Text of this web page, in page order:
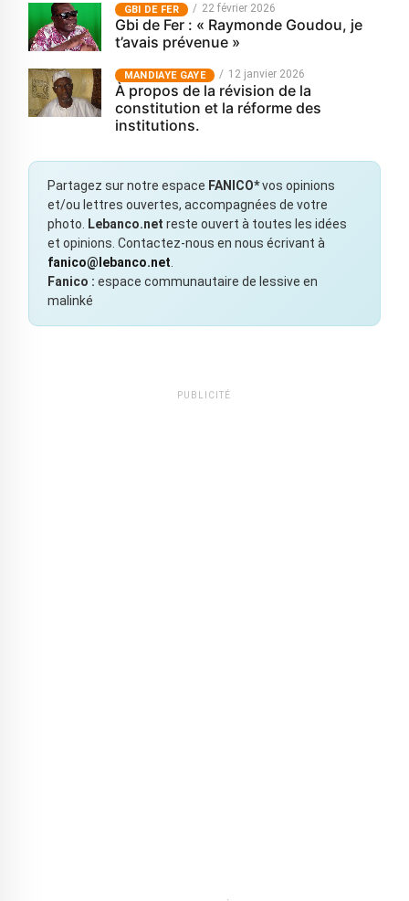
GBI DE FER 22 février 2026
Gbi de Fer : « Raymonde Goudou, je
t’avais prévenue »
MANDIAYE GAYE 12 janvier 2026
À propos de la révision de la
constitution et la réforme des
institutions.
Partagez sur notre espace FANICO*vos opinions
et/ou lettres ouvertes, accompagnées de votre
photo.
Lebanco.net reste ouvert à toutes les idées
et opinions. Contactez-nous en nous écrivant à
fanico@lebanco.net
Fanico : espace communautaire de lessive en
malinké
PUBLICITÉ